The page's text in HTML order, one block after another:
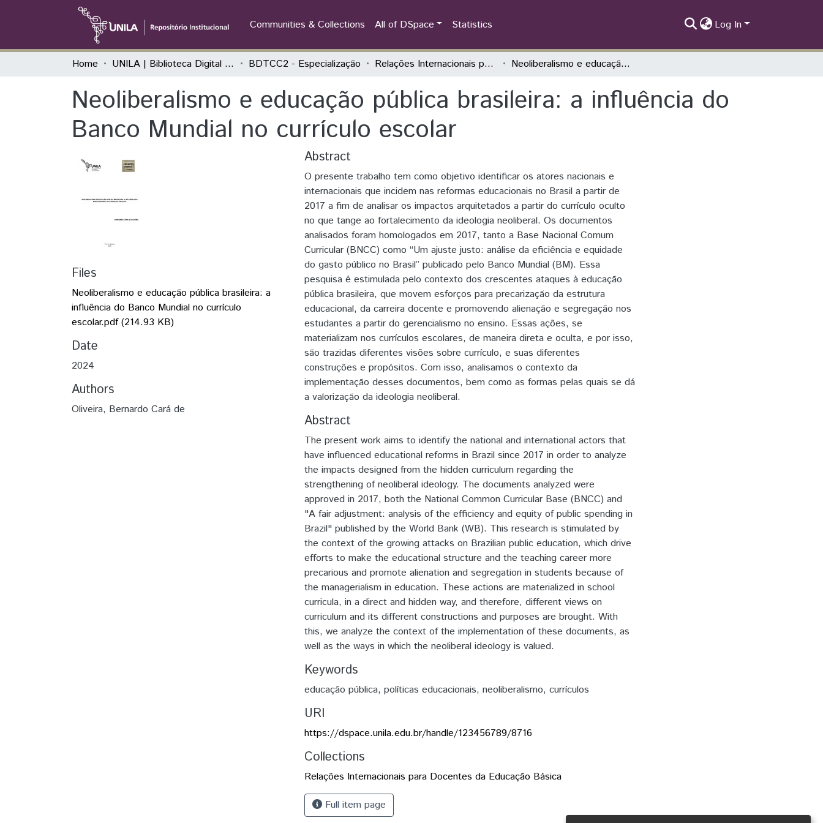
Communities & Collections All of DSpace Statistics Log In
Home UNILA | Biblioteca Digital de Trabalhos de Conclusão de Curso BDTCC2 - Especialização Relações Internacionais para Docentes da Educação Básica Neoliberalismo e educação pública brasileira: a influência do Banco Mundial no currículo escolar
Neoliberalismo e educação pública brasileira: a influência do
Banco Mundial no currículo escolar
Files
Neoliberalismo e educação pública brasileira: a
influência do Banco Mundial no currículo
escolar.pdf(214.93 KB)
Date
2024
Authors
Oliveira, Bernardo Cará de
Abstract
O presente trabalho tem como objetivo identificar os atores nacionais e
internacionais que incidem nas reformas educacionais no Brasil a partir de
2017 a fim de analisar os impactos arquitetados a partir do currículo oculto
no que tange ao fortalecimento da ideologia neoliberal. Os documentos
analisados foram homologados em 2017, tanto a Base Nacional Comum
Curricular (BNCC) como “Um ajuste justo: análise da eficiência e equidade
do gasto público no Brasil” publicado pelo Banco Mundial (BM). Essa
pesquisa é estimulada pelo contexto dos crescentes ataques à educação
pública brasileira, que movem esforços para precarização da estrutura
educacional, da carreira docente e promovendo alienação e segregação nos
estudantes a partir do gerencialismo no ensino. Essas ações, se
materializam nos currículos escolares, de maneira direta e oculta, e por isso,
são trazidas diferentes visões sobre currículo, e suas diferentes
construções e propósitos. Com isso, analisamos o contexto da
implementação desses documentos, bem como as formas pelas quais se dá
a valorização da ideologia neoliberal.
Abstract
The present work aims to identify the national and international actors that
have influenced educational reforms in Brazil since 2017 in order to analyze
the impacts designed from the hidden curriculum regarding the
strengthening of neoliberal ideology. The documents analyzed were
approved in 2017, both the National Common Curricular Base (BNCC) and
"A fair adjustment: analysis of the efficiency and equity of public spending in
Brazil" published by the World Bank (WB). This research is stimulated by
the context of the growing attacks on Brazilian public education, which drive
efforts to make the educational structure and the teaching career more
precarious and promote alienation and segregation in students because of
the managerialism in education. These actions are materialized in school
curricula, in a direct and hidden way, and therefore, different views on
curriculum and its different constructions and purposes are brought. With
this, we analyze the context of the implementation of these documents, as
well as the ways in which the neoliberal ideology is valued.
Keywords
educação pública, políticas educacionais, neoliberalismo, currículos
URI
https://dspace.unila.edu.br/handle/123456789/8716
Collections
Relações Internacionais para Docentes da Educação Básica
Full item page